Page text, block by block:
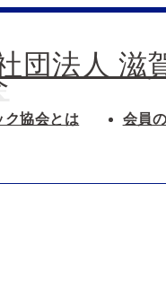
ク協会とは 会員